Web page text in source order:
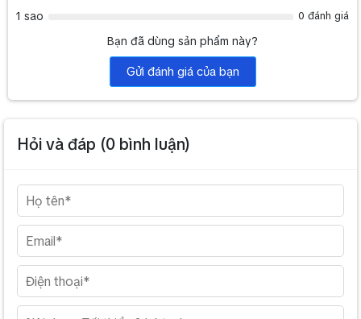
1 sao 0 đánh giá
Bạn đã dùng sản phẩm này?
Gửi đánh giá của bạn
Hỏi và đáp (0 bình luận)